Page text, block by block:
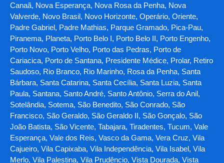
Canaã, Nova Esperança, Nova Rosa da Penha, Nova
Valverde, Novo Brasil, Novo Horizonte, Operário, Oriente,
Padre Gabriel, Padre Mathias, Parque Gramado, Pica-Pau,
Piranema, Planeta, Porto Belo I, Porto Belo II, Porto Engenho,
Porto Novo, Porto Velho, Porto das Pedras, Porto de
Cariacica, Porto de Santana, Presidente Médice, Prolar, Retiro
Saudoso, Rio Branco, Rio Marinho, Rosa da Penha, Santa
Bárbara, Santa Catarina, Santa Cecília, Santa Luzia, Santa
Paula, Santana, Santo André, Santo Antônio, Serra do Anil,
Sotelândia, Sotema, São Benedito, São Conrado, São
Francisco, São Geraldo, São Geraldo II, São Gonçalo, São
João Batista, São Vicente, Tabajara, Tiradentes, Tucum, Vale
Esperança, Vale dos Reis, Vasco da Gama, Vera Cruz, Vila
Cajueiro, Vila Capixaba, Vila Independência, Vila Isabel, Vila
Merlo, Vila Palestina, Vila Prudêncio, Vista Dourada, Vista